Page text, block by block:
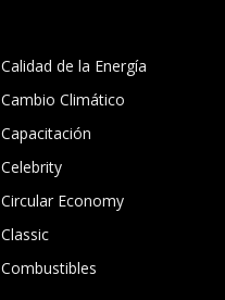
Calidad de la Energía
Cambio Climático
Capacitación
Celebrity
Circular Economy
Classic
Combustibles